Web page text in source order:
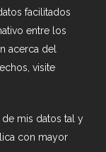
facilitados
entre los
acerca del
visite
mis datos tal y
con mayor